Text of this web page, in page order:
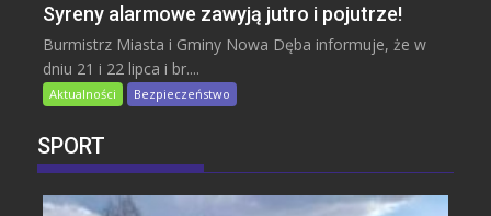
Syreny alarmowe zawyją jutro i pojutrze!
Burmistrz Miasta i Gminy Nowa Dęba informuje, że w
dniu 21 i 22 lipca i br....
Aktualności Bezpieczeństwo
SPORT